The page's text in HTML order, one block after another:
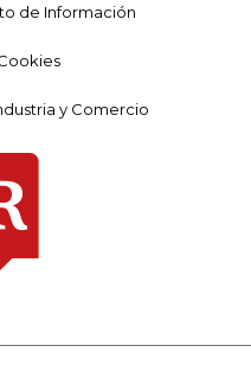
de Información
y Comercio